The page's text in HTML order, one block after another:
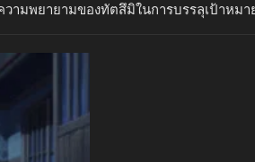
ามพยายามของทัตสึมิในการบรรลุเป้าหมา